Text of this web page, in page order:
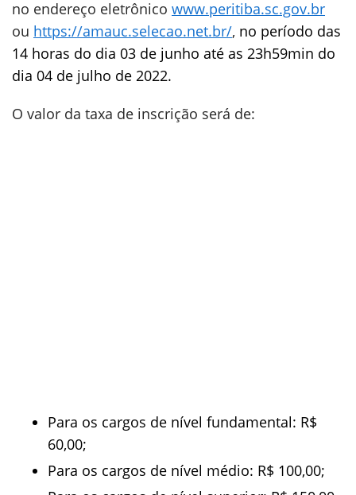
no endereço eletrônico www.peritiba.sc.gov.br
ou https://amauc.selecao.net.br/, no período das
14 horas do dia 03 de junho até as 23h59min do
dia 04 de julho de 2022.
O valor da taxa de inscrição será de:
Para os cargos de nível fundamental: R$
60,00;
Para os cargos de nível médio: R$ 100,00;